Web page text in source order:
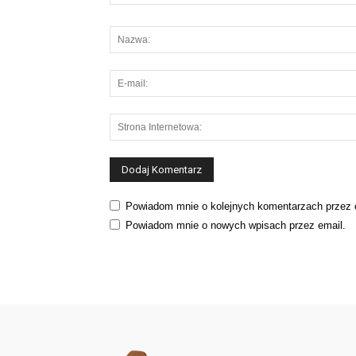
Powiadom mnie o kolejnych komentarzach przez
Powiadom mnie o nowych wpisach przez email.